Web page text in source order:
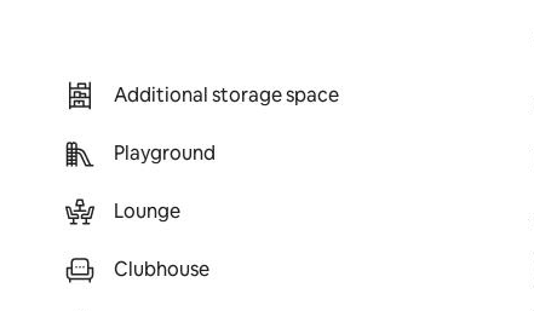
Additional storage space
Playground
Lounge
Clubhouse